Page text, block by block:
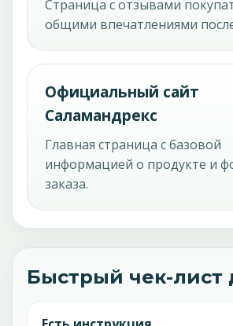
Страница с отзывами
общими впечатлениями
Официальный сайт
Саламандрекс
Главная страница с базовой
информацией о продукте и
заказа.
Быстрый чек-лист